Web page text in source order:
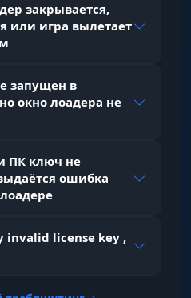
Mode
Включай/
и забудь про
или кастует скилл
закрывается,
или игра вылетает
запущен в
окно лоадера не
ПК ключ не
ошибка
invalid license key ,